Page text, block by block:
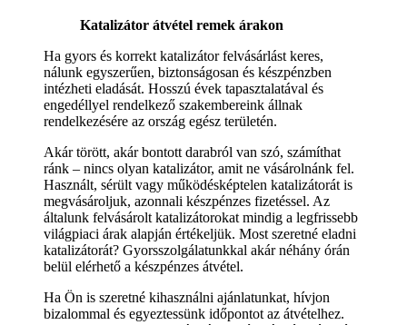
Katalizátor átvétel remek árakon
Ha gyors és korrekt katalizátor felvásárlást keres,
nálunk egyszerűen, biztonságosan és készpénzben
intézheti eladását. Hosszú évek tapasztalatával és
engedéllyel rendelkező szakembereink állnak
rendelkezésére az ország egész területén.
Akár törött, akár bontott darabról van szó, számíthat
ránk – nincs olyan katalizátor, amit ne vásárolnánk fel.
Használt, sérült vagy működésképtelen katalizátorát is
megvásároljuk, azonnali készpénzes fizetéssel. Az
általunk felvásárolt katalizátorokat mindig a legfrissebb
világpiaci árak alapján értékeljük. Most szeretné eladni
katalizátorát? Gyorsszolgálatunkkal akár néhány órán
belül elérhető a készpénzes átvétel.
Ha Ön is szeretné kihasználni ajánlatunkat, hívjon
bizalommal és egyeztessünk időpontot az átvételhez.